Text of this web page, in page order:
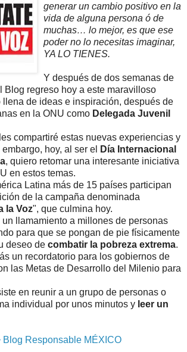
generar un cambio positivo en la
vida de alguna persona ó de
muchas… lo mejor, es que ese
poder no lo necesitas imaginar,
YA LO TIENES.
Y después de dos semanas de
Blog regreso hoy a este maravilloso
de ideas e inspiración, después de
en la ONU como Delegada Juvenil
compartiré estas nuevas experiencias y
hoy, al ser el
Día Internacional
, quiero retomar una interesante iniciativa
en estos temas.
Latina más de 15 países participan
de la campaña denominada
la Voz", que culmina hoy.
un llamamiento a millones de personas
para que se pongan de pie físicamente
deseo de combatir la pobreza extrema.
un recordatorio para los gobiernos de
las Metas de Desarrollo del Milenio para
en reunir a un grupo de personas o
individual por unos minutos y leer un
Blog Responsable MÉXICO